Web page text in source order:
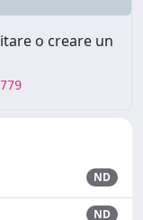
o creare un
ND
ND